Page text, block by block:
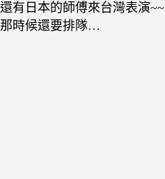
還有日本的師傅來台灣表演~~
那時候還要排隊…